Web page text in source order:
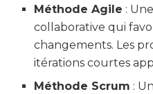
Méthode Agile :
collaborative qui
changements. Les
itérations courtes
Méthode Scrum :